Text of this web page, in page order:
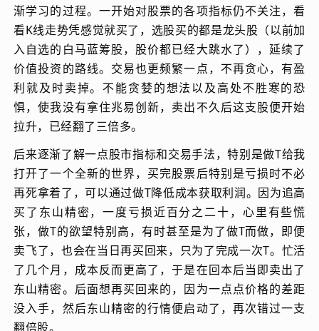
渐学习的过程。一开始对股票的各项指标仍不关注，看
看K线走势凭感觉就买了，选股买的都是龙头股（以前加
入自选的白马蓝筹股，股价都已经大跳水了），延续了
价值投资的路线。交易也更频繁一点，不再贪心，有盈
利就及时卖掉。不能贪婪的想法以及高处不胜寒的恐
惧，使我没有拿住兆易创新，卖出不久后这支股便开始
拉升，已经翻了三倍多。
后来逐渐了解一点股市指标和交易手法，特别是做T给我
打开了一个全新的世界，买完股票后特别是亏损时不必
再死拿着了，可以通过做T降低成本获取利润。因为追高
买了东山精密，一度亏损近百分之二十，心里有些慌
张，做T的欲望特别高，有时甚至是为了做T而做，即便
卖飞了，也会在当日再买回来，只为了完成一次T。忙活
了几个月，成本反而更高了，于是在回本后当即卖出了
东山精密。后面想再买回来的，因为一点点价格的差距
没入手，然后东山精密的行情便启动了，再次错过一支
翻倍股。